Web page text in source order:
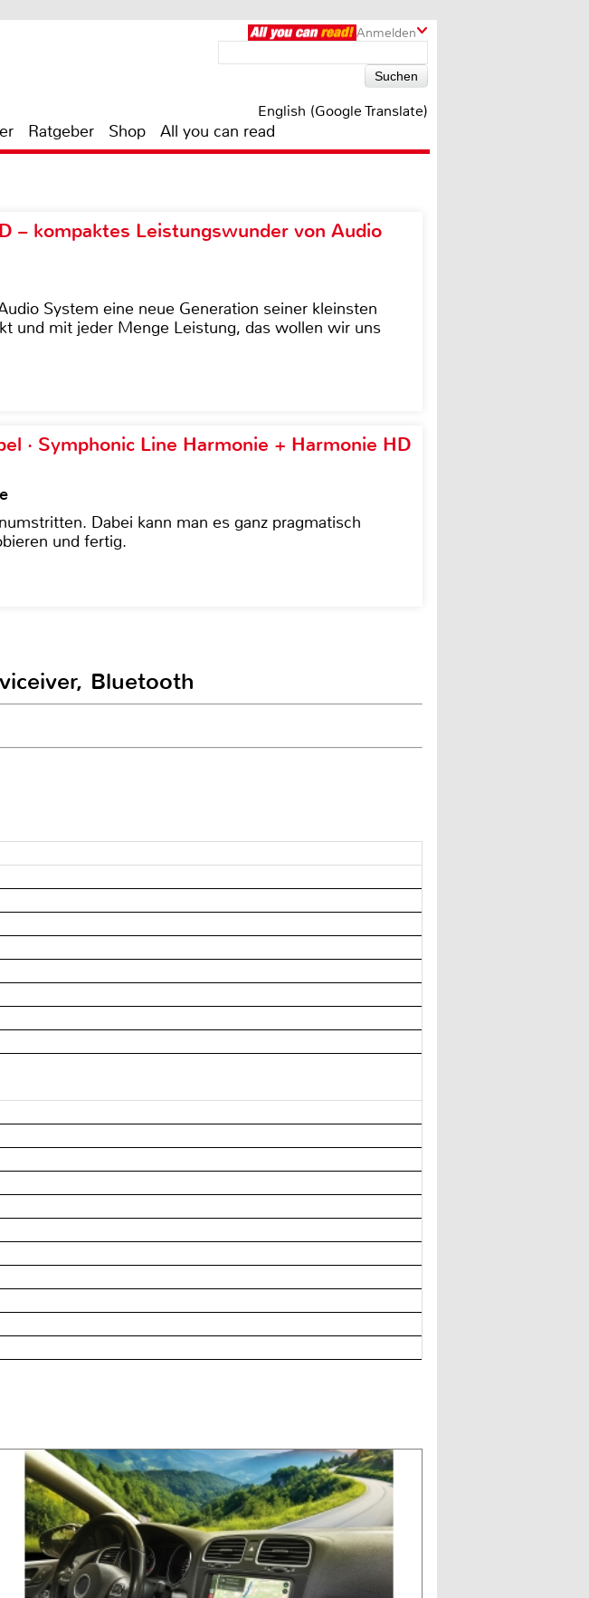
Anmelden
English (Google Translate)
Ratgeber Shop All you can read
– kompaktes Leistungswunder von Audio
System eine neue Generation seiner kleinsten
und mit jeder Menge Leistung, das wollen wir uns
· Symphonic Line Harmonie + Harmonie HD
Dabei kann man es ganz pragmatisch
und fertig.
Bluetooth